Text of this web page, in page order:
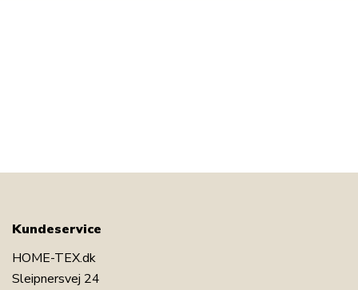
Kundeservice
HOME-TEX.dk
Sleipnersvej 24